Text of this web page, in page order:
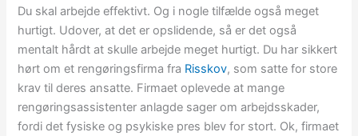
Du skal arbejde effektivt. Og i nogle tilfælde også meget
hurtigt. Udover, at det er opslidende, så er det også
mentalt hårdt at skulle arbejde meget hurtigt. Du har sikkert
hørt om et rengøringsfirma fra Risskov, som satte for store
krav til deres ansatte. Firmaet oplevede at mange
rengøringsassistenter anlagde sager om arbejdsskader,
fordi det fysiske og psykiske pres blev for stort. Ok, firmaet